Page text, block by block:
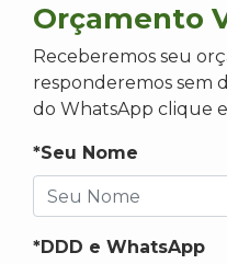
Orçamento
Receberemos seu
responderemos sem
do WhatsApp clique
*Seu Nome
*DDD e WhatsApp